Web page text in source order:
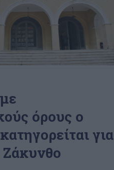
όρους ο
για
Ζάκυνθο